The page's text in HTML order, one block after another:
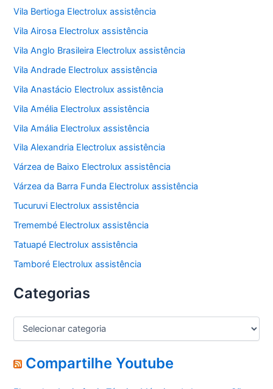
Vila Bertioga Electrolux assistência
Vila Airosa Electrolux assistência
Vila Anglo Brasileira Electrolux assistência
Vila Andrade Electrolux assistência
Vila Anastácio Electrolux assistência
Vila Amélia Electrolux assistência
Vila Amália Electrolux assistência
Vila Alexandria Electrolux assistência
Várzea de Baixo Electrolux assistência
Várzea da Barra Funda Electrolux assistência
Tucuruvi Electrolux assistência
Tremembé Electrolux assistência
Tatuapé Electrolux assistência
Tamboré Electrolux assistência
Categorias
C
e
g
Compartilhe Youtube